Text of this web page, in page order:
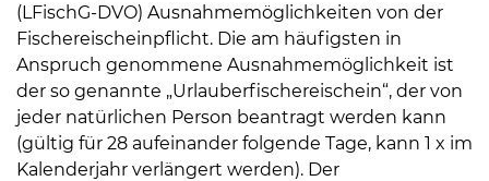
(LFischG-DVO) Ausnahmemöglichkeiten von der
Fischereischeinpflicht. Die am häufigsten in
Anspruch genommene Ausnahmemöglichkeit ist
der so genannte „Urlauberfischereischein“, der von
jeder natürlichen Person beantragt werden kann
(gültig für 28 aufeinander folgende Tage, kann 1 x im
Kalenderjahr verlängert werden). Der